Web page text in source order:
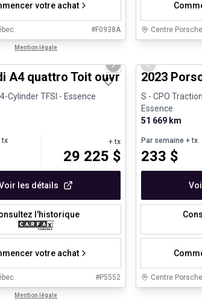
votre achat
#F0938A
Mention légale
Centre
certifiés
Next slide
A4 quattro Toit ouvrant Carplay
Cylinder TFSI - Essence
tx + tx
29 225 $
les détails
l'historique
votre achat
#P5552
Mention légale
Véhicules
Previous
2023
S - CPO
Essence
51 669 km
Par semaine + tx
233 $
Centre
certifiés Véhicules